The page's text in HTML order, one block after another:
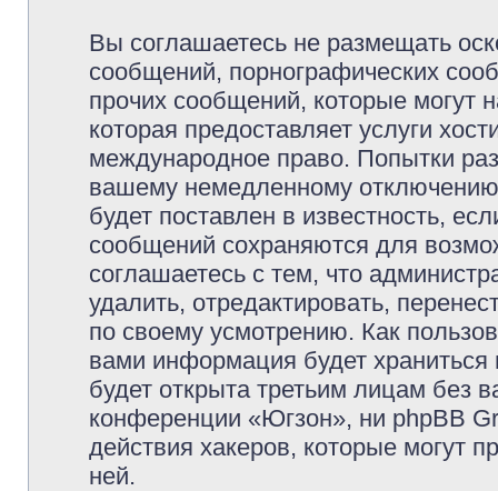
Вы соглашаетесь не размещать
сообщений, порнографических
прочих сообщений, которые могут
которая предоставляет услуги
международное право. Попытки
вашему немедленному
будет поставлен в известность,
сообщений сохраняются для
соглашаетесь с тем, что
удалить, отредактировать,
по своему усмотрению. Как
вами информация будет
будет открыта третьим лицам без
конференции «Югзон», ни phpBB
действия хакеров, которые могут
ней.